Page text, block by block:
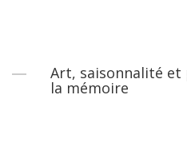
Art, saisonnalité et
la mémoire